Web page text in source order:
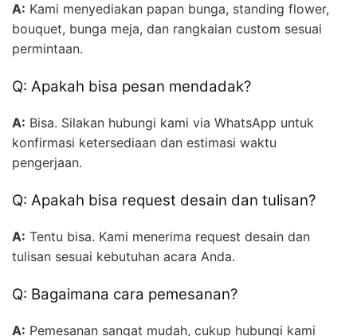
A: Kami menyediakan papan bunga, standing flower,
bouquet, bunga meja, dan rangkaian custom sesuai
permintaan.
Q: Apakah bisa pesan mendadak?
A: Bisa. Silakan hubungi kami via WhatsApp untuk
konfirmasi ketersediaan dan estimasi waktu
pengerjaan.
Q: Apakah bisa request desain dan tulisan?
A: Tentu bisa. Kami menerima request desain dan
tulisan sesuai kebutuhan acara Anda.
Q: Bagaimana cara pemesanan?
A: Pemesanan sangat mudah, cukup hubungi kami